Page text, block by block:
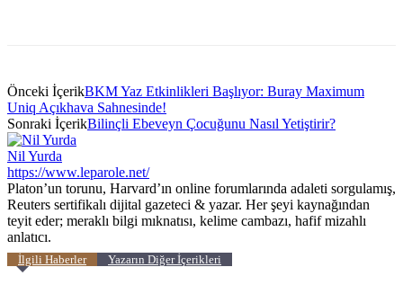
Önceki İçerikBKM Yaz Etkinlikleri Başlıyor: Buray Maximum
Uniq Açıkhava Sahnesinde!
Sonraki İçerikBilinçli Ebeveyn Çocuğunu Nasıl Yetiştirir?
Nil Yurda
https://www.leparole.net/
Platon’un torunu, Harvard’ın online forumlarında adaleti sorgulamış,
Reuters sertifikalı dijital gazeteci & yazar. Her şeyi kaynağından
teyit eder; meraklı bilgi mıknatısı, kelime cambazı, hafif mizahlı
anlatıcı.
İlgili Haberler Yazarın Diğer İçerikleri